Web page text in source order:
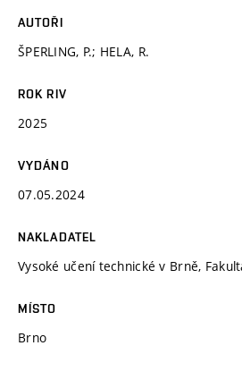
AUTOŘI
ŠPERLING, P.; HELA, R.
ROK RIV
2025
VYDÁNO
07.05.2024
NAKLADATEL
Vysoké učení technické v Brně,
MÍSTO
Brno